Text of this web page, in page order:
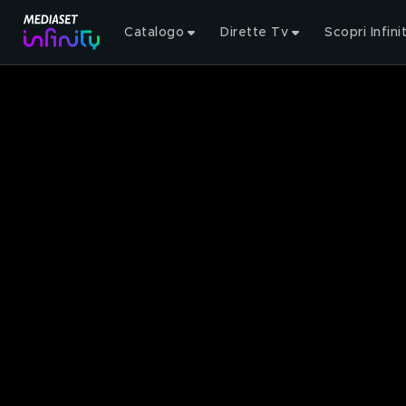
Catalogo Dirette Tv Scopri